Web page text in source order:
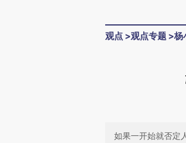
观点 >观点专题 >杨
如果一开始就否定